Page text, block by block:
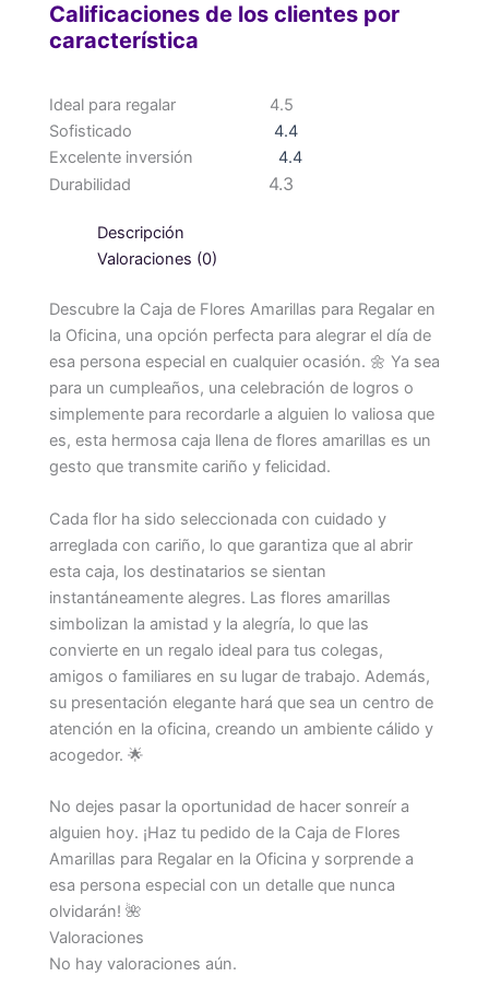
Calificaciones de los clientes por
característica
Ideal para regalar
4.5
Sofisticado
4.4
Excelente inversión
4.4
Durabilidad
4.3
Descripción
Valoraciones (0)
Descubre la Caja de Flores Amarillas para Regalar en
la Oficina, una opción perfecta para alegrar el día de
esa persona especial en cualquier ocasión. 🌼 Ya sea
para un cumpleaños, una celebración de logros o
simplemente para recordarle a alguien lo valiosa que
es, esta hermosa caja llena de flores amarillas es un
gesto que transmite cariño y felicidad.
Cada flor ha sido seleccionada con cuidado y
arreglada con cariño, lo que garantiza que al abrir
esta caja, los destinatarios se sientan
instantáneamente alegres. Las flores amarillas
simbolizan la amistad y la alegría, lo que las
convierte en un regalo ideal para tus colegas,
amigos o familiares en su lugar de trabajo. Además,
su presentación elegante hará que sea un centro de
atención en la oficina, creando un ambiente cálido y
acogedor. 🌟
No dejes pasar la oportunidad de hacer sonreír a
alguien hoy. ¡Haz tu pedido de la Caja de Flores
Amarillas para Regalar en la Oficina y sorprende a
esa persona especial con un detalle que nunca
olvidarán! 🌺
Valoraciones
No hay valoraciones aún.